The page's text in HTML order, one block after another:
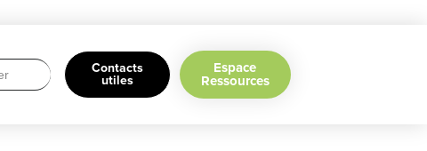
Contacts
utiles
Espace
Ressources